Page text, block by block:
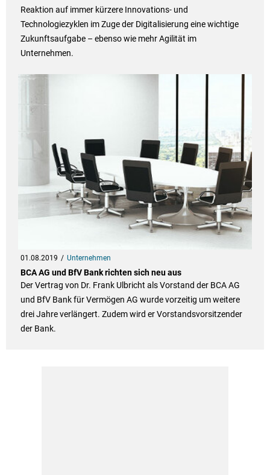
Reaktion auf immer kürzere Innovations- und
Technologiezyklen im Zuge der Digitalisierung eine wichtige
Zukunftsaufgabe – ebenso wie mehr Agilität im
Unternehmen.
01.08.2019 Unternehmen
BCA AG und BfV Bank richten sich neu aus
Der Vertrag von Dr. Frank Ulbricht als Vorstand der BCA AG
und BfV Bank für Vermögen AG wurde vorzeitig um weitere
drei Jahre verlängert. Zudem wird er Vorstandsvorsitzender
der Bank.